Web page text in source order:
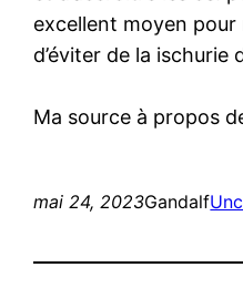
excellent moyen
d’éviter de la ischurie
Ma source à propos
mai 24, 2023Gandalf